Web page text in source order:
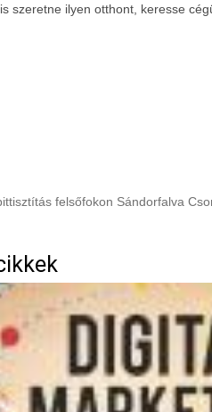
szeretne ilyen otthont, keresse
felsőfokon Sándorfalva